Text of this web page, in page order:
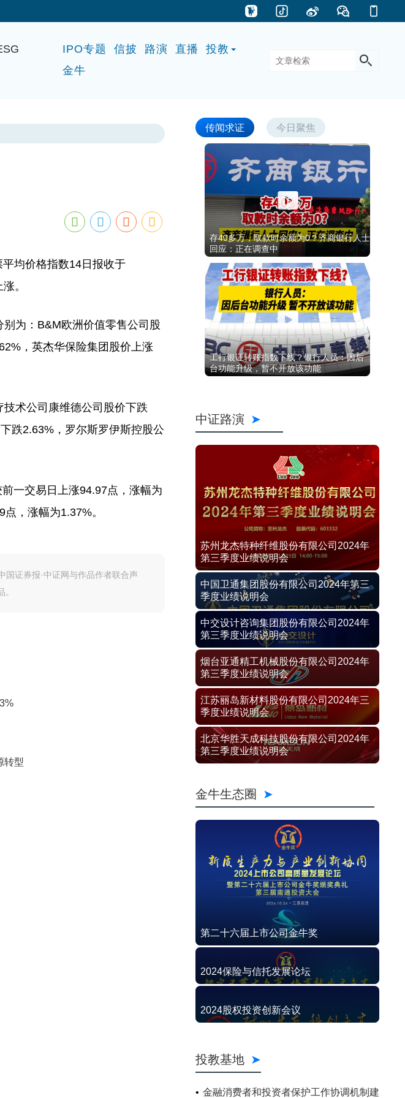
IPO专题 信披 路演 直播
投教
金牛
均价格指数14日报收于
。
为：B&M欧洲价值零售公司股
，英杰华保险集团股价上涨
术公司康维德公司股价下跌
跌2.63%，罗尔斯罗伊斯控股公
一交易日上涨94.97点，涨幅为
，涨幅为1.37%。
国证券报·中证网与作品作者联合声
转型
传闻求证 今日聚焦
存40多万，取款时余额为0？齐商银行人士
回应：正在调查中
工行银证转账指数下线？银行人员：因后
台功能升级，暂不开放该功能
中证路演
苏州龙杰特种纤维股份有限公司2024年
第三季度业绩说明会
中国卫通集团股份有限公司2024年第三
季度业绩说明会
中交设计咨询集团股份有限公司2024年
第三季度业绩说明会
烟台亚通精工机械股份有限公司2024年
第三季度业绩说明会
江苏丽岛新材料股份有限公司2024年三
季度业绩说明会
北京华胜天成科技股份有限公司2024年
第三季度业绩说明会
金牛生态圈
第二十六届上市公司金牛奖
2024保险与信托发展论坛
2024股权投资创新会议
投教基地
金融消费者和投资者保护工作协调机制建